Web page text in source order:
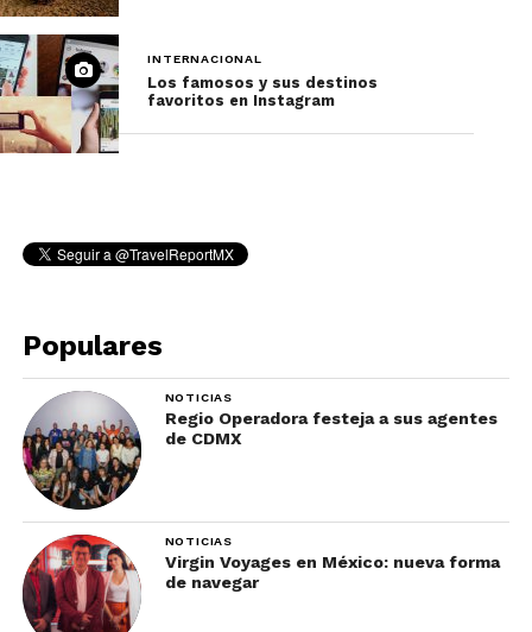
INTERNACIONAL
Los famosos y sus destinos
favoritos en Instagram
Populares
NOTICIAS
Regio Operadora festeja a sus agentes
de CDMX
NOTICIAS
Virgin Voyages en México: nueva forma
de navegar